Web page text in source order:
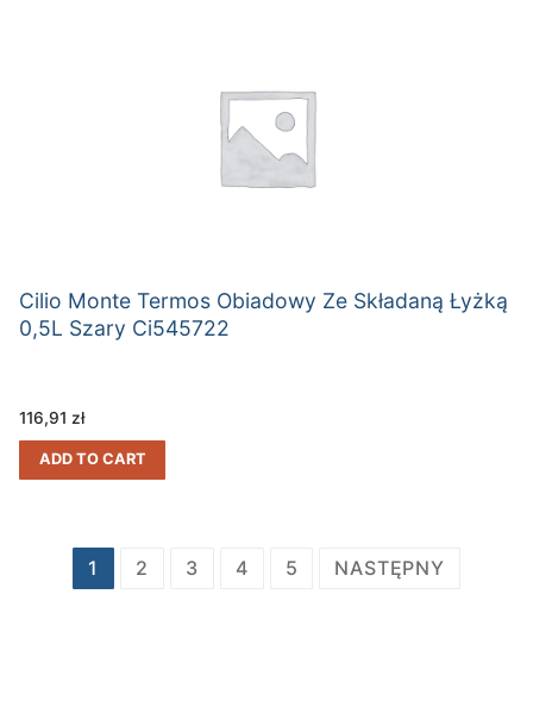
Cilio Monte Termos Obiadowy Ze Składaną Łyżką
0,5L Szary Ci545722
116,91 zł
ADD TO CART
Stronicowanie
1 2 3 4 5 NASTĘPNY